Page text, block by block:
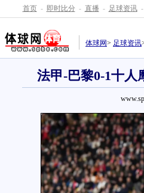
首页 - 即时比分 - 直播 - 足球资讯 -
体球网> 足球资讯
法甲-巴黎0-1十人